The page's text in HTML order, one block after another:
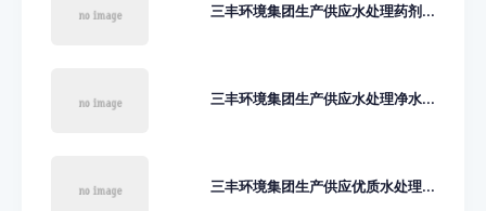
三丰环境集团生产供应水处理药剂...
三丰环境集团生产供应水处理净水...
三丰环境集团生产供应优质水处理...